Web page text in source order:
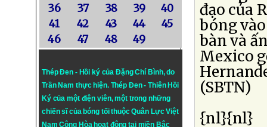
36
37 38 39
40
41
42 43 44
45
46
47 48 49
Thép Đen - Hồi ký của Đặng Chí Bình, do
Trần Nam thực hiện. Thép Đen- Thiên Hồi
Ký của một điện viên, một trong những
chiến sĩ của bóng tối thuộc Quân Lực Việt
Nam Cộng Hòa hoạt động tại miền Bắc
đạo của
bóng
bàn và
Mexico
(SBTN)
{nl}{nl}